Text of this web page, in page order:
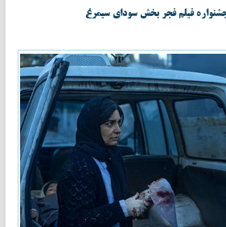
فیلم فجر بخش سودای سیمرغ